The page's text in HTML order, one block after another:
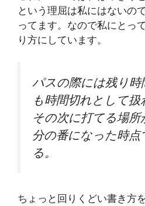
という理屈は私にはないの
ってます。なので私にとっ
り方にしています。
パスの際には残り
も時間切れとして扱
その次に打てる場
分の番になった時
る。
ちょっと回りくどい書き方